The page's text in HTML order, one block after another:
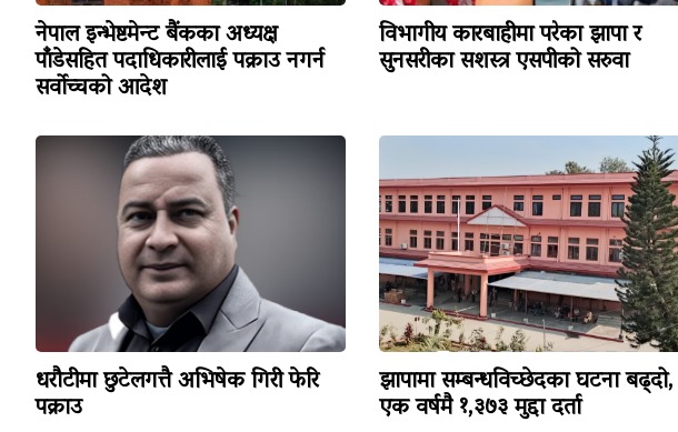
नेपाल इन्भेष्टमेन्ट बैंकका अध्यक्ष
पाँडेसहित पदाधिकारीलाई पक्राउ नगर्न
सर्वोच्चको आदेश
विभागीय कारबाहीमा परेका झापा र
सुनसरीका सशस्त्र एसपीको सरुवा
धरौटीमा छुटेलगत्तै अभिषेक गिरी फेरि
पक्राउ
झापामा सम्बन्धविच्छेदका घटना बढ्दो,
एक वर्षमै १,३७३ मुद्दा दर्ता